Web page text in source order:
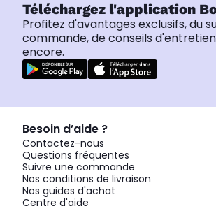
Téléchargez l'application
Profitez d'avantages exclusifs, du
commande, de conseils
encore.
Besoin d’aide ?
Contactez-nous
Questions fréquentes
Suivre une commande
Nos conditions de livraison
Nos guides d'achat
Centre d'aide